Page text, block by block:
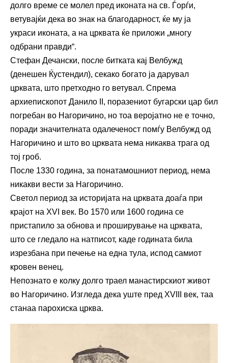
долго време се молел пред иконата на св. Ѓорѓи,
ветувајќи дека во знак на благодарност, ќе му ја
украси иконата, а на црквата ќе приложи „многу
одбрани правди“.
Стефан Дечански, после битката кај Велбужд
(денешен Ќустендил), секако богато ја дарувал
црквата, што претходно го ветувал. Спрема
архиепископот Данило II, поразениот бугарски цар бил
погребан во Нагоричино, но тоа веројатно не е точно,
поради значителната одалеченост помѓу Велбужд од
Нагоричино и што во црквата нема никаква трага од
тој гроб.
После 1330 година, за понатамошниот период, нема
никакви вести за Нагоричино.
Светол период за историјата на црквата доаѓа при
крајот на XVI век. Во 1570 или 1600 година се
пристапило за обнова и проширување на црквата,
што се гледало на натписот, каде годината била
изрезбана при печење на една тула, испод самиот
кровен венец.
Непознато е колку долго траел манастирскиот живот
во Нагоричино. Изгледа дека уште пред XVIII век, таа
станаа парохиска црква.